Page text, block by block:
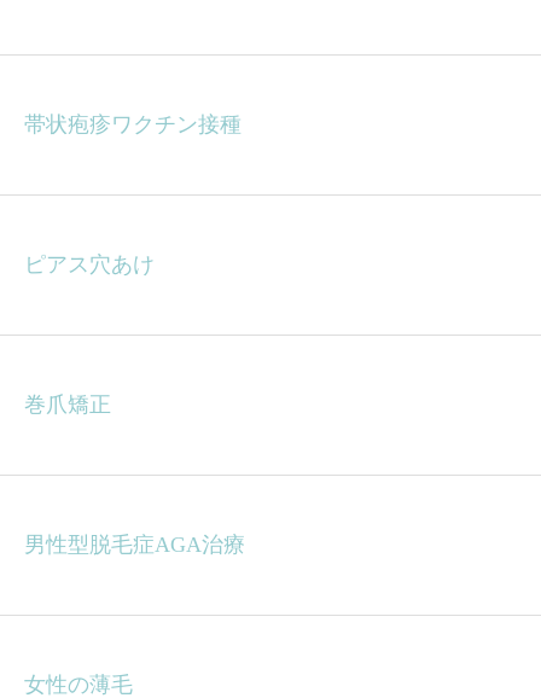
帯状疱疹ワクチン接種
ピアス穴あけ
巻爪矯正
男性型脱毛症AGA治療
女性の薄毛